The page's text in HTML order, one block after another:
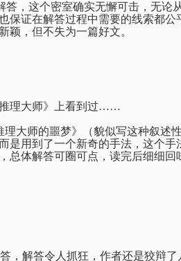
答，这个密室确实无懈可击，无论
保证在解答过程中需要的线索都
颖，但不失为一篇好文。
理大师》上看到过……
大师的噩梦》（貌似写这种叙述
是用到了一个新奇的手法，这个
总体解答可圈可点，读完后细细回
，解答令人抓狂，作者还是狡辩